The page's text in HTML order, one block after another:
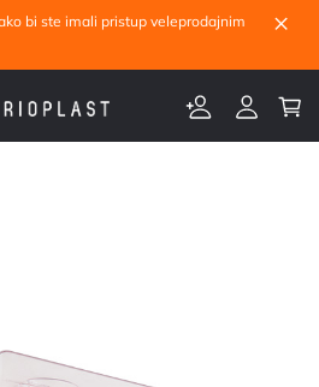
bi ste imali pristup veleprodajnim
×